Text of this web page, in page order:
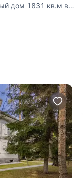
дом 1831 кв.м в
мебель
кинотеатр, 5